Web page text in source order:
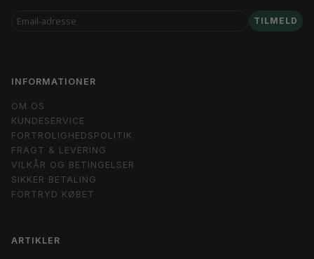
EMAIL-
ADRESSE
TILMELD
INFORMATIONER
OM OS
KUNDESERVICE
FORTROLIGHEDSPOLITIK
FRAGT & LEVERING
VILKÅR OG BETINGELSER
SIKKER BETALING
FORTRYD KØBET
ARTIKLER